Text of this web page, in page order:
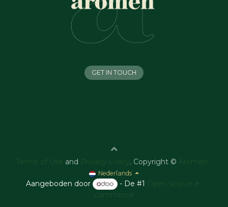
GET IN TOUCH
Terms of Use and Privacy Policy . Copyright © Aromen
Nederlands
Aangeboden door - De #1 Open source e-
commerce